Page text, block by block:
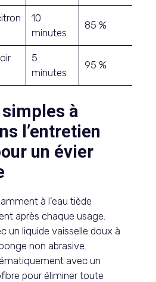
10
minutes
85 %
5
minutes
95 %
à
l’entretien
un évier
à l’eau tiède
après chaque usage.
un liquide vaisselle doux à
non abrasive.
avec un
pour éliminer toute